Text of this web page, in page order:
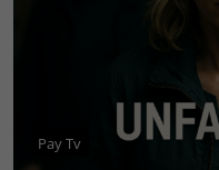
Pay Tv